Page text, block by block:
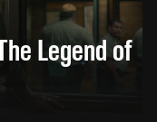
Legend of